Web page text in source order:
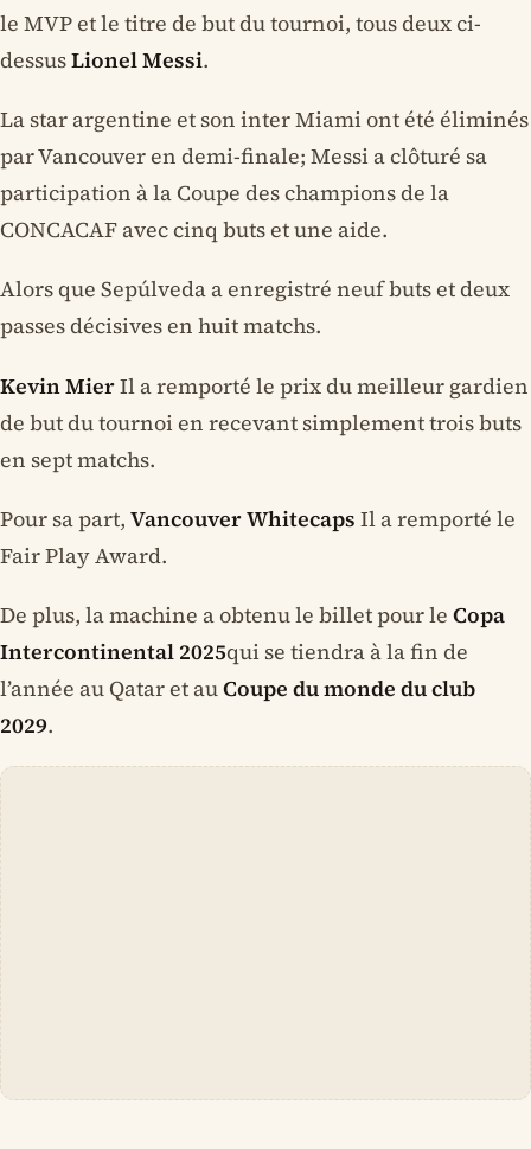
le MVP et le titre de but du tournoi, tous deux ci-
dessusLionel Messi.
La star argentine et son inter Miami ont été éliminés
par Vancouver en demi-finale; Messi a clôturé sa
participation à la Coupe des champions de la
CONCACAF avec cinq buts et une aide.
Alors que Sepúlveda a enregistré neuf buts et deux
passes décisives en huit matchs.
Kevin MierIl a remporté le prix du meilleur gardien
de but du tournoi en recevant simplement trois buts
en sept matchs.
Pour sa part, Vancouver Whitecaps Il a remporté le
Fair Play Award.
De plus, la machine a obtenu le billet pour le Copa
Intercontinental 2025qui se tiendra à la fin de
l’année au Qatar et auCoupe du monde du club
2029.